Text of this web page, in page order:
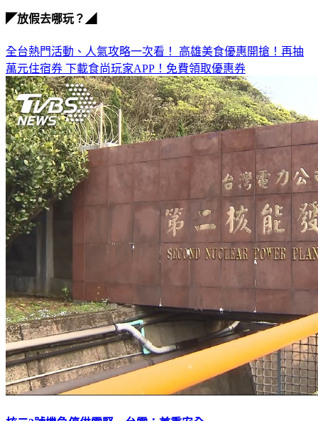
全台熱門活動、人氣攻略一次看！高雄美食優惠開搶！再抽
萬元住宿券下載食尚玩家APP！免費領取優惠券